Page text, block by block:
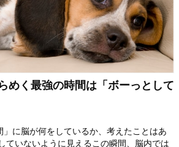
めく最強の時間は「ボーっとして
」に脳が何をしているか、考えたことはあ
ていないように見えるこの瞬間、脳内では